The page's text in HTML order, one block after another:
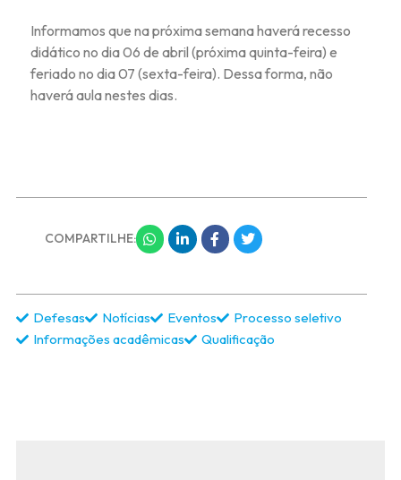
Informamos que na próxima semana haverá recesso
didático no dia 06 de abril (próxima quinta-feira) e
feriado no dia 07 (sexta-feira). Dessa forma, não
haverá aula nestes dias.
COMPARTILHE:
Defesas Notícias Eventos
Processo seletivo
Informações acadêmicas
Qualificação